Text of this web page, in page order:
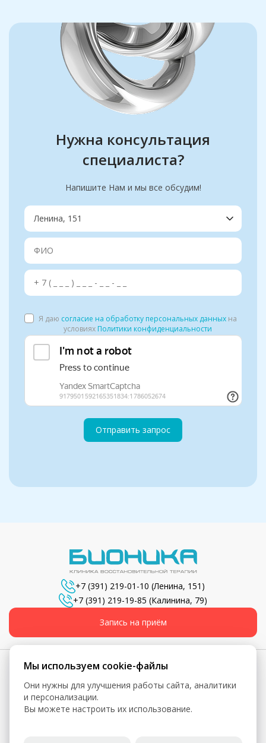
Нужна консультация
специалиста?
Напишите Нам и мы все обсудим!
Я даю согласие на обработку персональных данных на
условиях Политики конфиденциальности
Отправить запрос
+7 (391) 219-01-10 (Ленина, 151)
+7 (391) 219-19-85 (Калинина, 79)
Запись на приём
© 2026, Бионика - Сеть медицинских центров
Вся информация, включая цены, представлена для
Мы используем cookie-файлы
Они нужны для улучшения работы сайта, аналитики
и персонализации.
Вы можете настроить их использование.